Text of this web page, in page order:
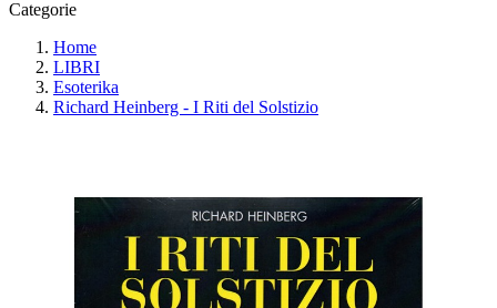
Categorie
Home
LIBRI
Esoterika
Richard Heinberg - I Riti del Solstizio